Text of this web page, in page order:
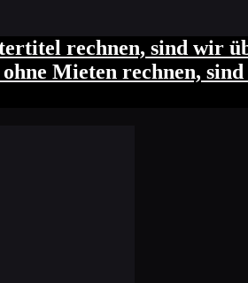
rechnen, sind wir
Mieten rechnen,